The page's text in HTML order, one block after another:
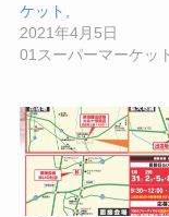
ケット,
2021年4月5日
01スーパーマーケッ